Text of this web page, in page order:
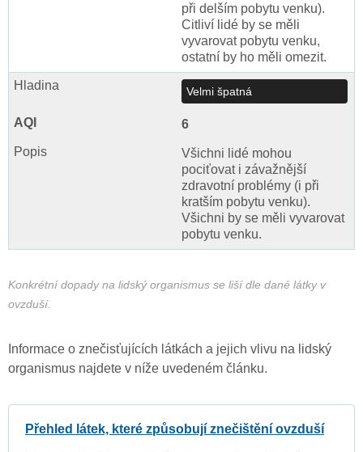
při delším pobytu venku).
Citliví lidé by se měli
vyvarovat pobytu venku,
ostatní by ho měli omezit.
Velmi špatná
6
Všichni lidé mohou
pociťovat i závažnější
zdravotní problémy (i při
kratším pobytu venku).
Všichni by se měli vyvarovat
pobytu venku.
Konkrétní dopady na lidský organismus se liší dle dané látky v
ovzduší.
Informace o znečisťujících látkách a jejich vlivu na lidský
organismus najdete v níže uvedeném článku.
Přehled látek, které způsobují znečištění ovzduší